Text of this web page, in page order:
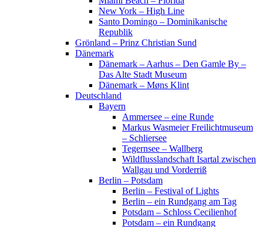
New York – High Line
Santo Domingo – Dominikanische
Republik
Grönland – Prinz Christian Sund
Dänemark
Dänemark – Aarhus – Den Gamle By –
Das Alte Stadt Museum
Dänemark – Møns Klint
Deutschland
Bayern
Ammersee – eine Runde
Markus Wasmeier Freilichtmuseum
– Schliersee
Tegernsee – Wallberg
Wildflusslandschaft Isartal zwischen
Wallgau und Vorderriß
Berlin – Potsdam
Berlin – Festival of Lights
Berlin – ein Rundgang am Tag
Potsdam – Schloss Cecilienhof
Potsdam – ein Rundgang